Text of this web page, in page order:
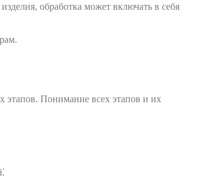
обработка может включать в себя
этапов. Понимание всех этапов и их